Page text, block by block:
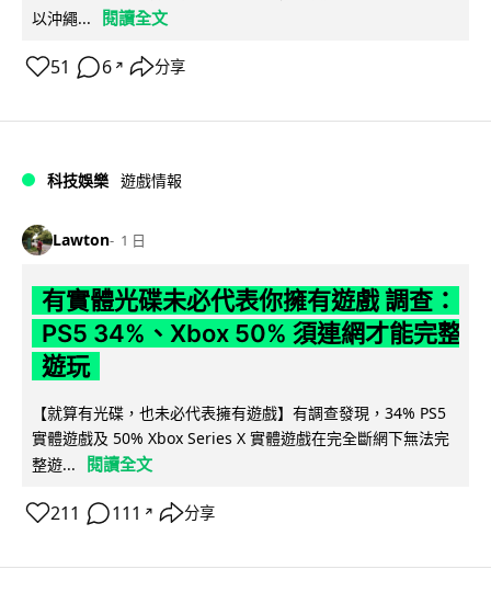
以沖繩...
閱讀全文
51 6 ↗ 分享
科技娛樂 遊戲情報
Lawton 1 日
有實體光碟未必代表你擁有遊戲 調查：
PS5 34%、Xbox 50% 須連網才能完整
遊玩
【就算有光碟，也未必代表擁有遊戲】有調查發現，34% PS5
實體遊戲及 50% Xbox Series X 實體遊戲在完全斷網下無法完
整遊...
閱讀全文
211 111 ↗ 分享